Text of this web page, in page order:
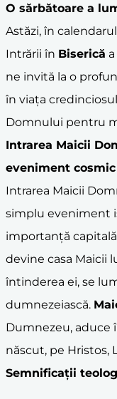
O sărbătoare a
Astăzi, în
Intrării în Biserică
ne invită la o
în viața
Domnului pentru
Intrarea Maicii
eveniment cosmic
Intrarea Maicii
simplu eveniment
importanță
devine casa Maicii
întinderea ei, se
dumnezeiască.
Dumnezeu, aduce
născut, pe Hristos,
Semnificații